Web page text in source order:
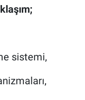
sistemi,